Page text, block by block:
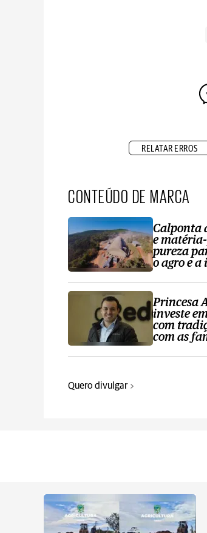
RELATAR ERROS
CONTEÚDO DE MARCA
Calponta
e
pureza
o agro e
Princesa
investe
com
com as
Quero divulgar